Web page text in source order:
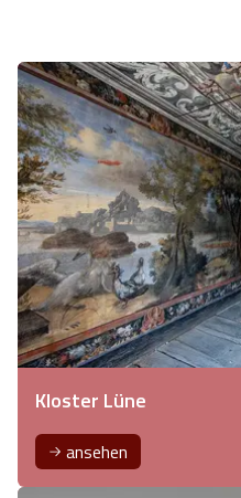
Kloster Lüne
ansehen